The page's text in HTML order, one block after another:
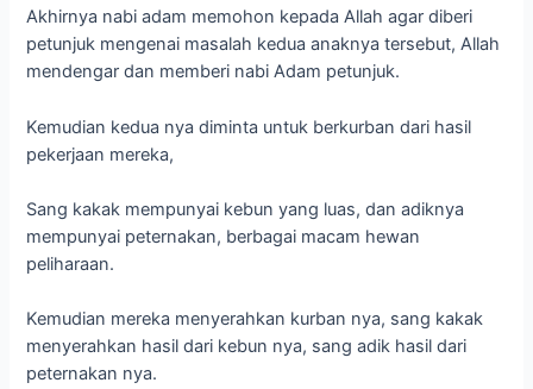
Akhirnya nabi adam memohon kepada Allah agar diberi
petunjuk mengenai masalah kedua anaknya tersebut, Allah
mendengar dan memberi nabi Adam petunjuk.
Kemudian kedua nya diminta untuk berkurban dari hasil
pekerjaan mereka,
Sang kakak mempunyai kebun yang luas, dan adiknya
mempunyai peternakan, berbagai macam hewan
peliharaan.
Kemudian mereka menyerahkan kurban nya, sang kakak
menyerahkan hasil dari kebun nya, sang adik hasil dari
peternakan nya.